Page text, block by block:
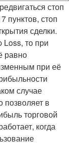
стоп
пунктов, стоп
сделки.
Loss, то при
равно
при её
случае
позволяет в
торговой
когда